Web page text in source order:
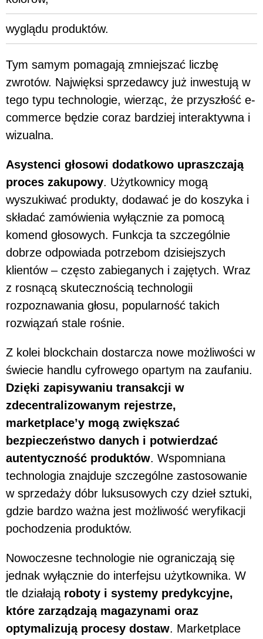
wyglądu produktów.
Tym samym pomagają zmniejszać liczbę
zwrotów. Najwięksi sprzedawcy już inwestują w
tego typu technologie, wierząc, że przyszłość e-
commerce będzie coraz bardziej interaktywna i
wizualna.
Asystenci głosowi dodatkowo upraszczają
proces zakupowy. Użytkownicy mogą
wyszukiwać produkty, dodawać je do koszyka i
składać zamówienia wyłącznie za pomocą
komend głosowych. Funkcja ta szczególnie
dobrze odpowiada potrzebom dzisiejszych
klientów – często zabieganych i zajętych. Wraz
z rosnącą skutecznością technologii
rozpoznawania głosu, popularność takich
rozwiązań stale rośnie.
Z kolei blockchain dostarcza nowe możliwości w
świecie handlu cyfrowego opartym na zaufaniu.
Dzięki zapisywaniu transakcji w
zdecentralizowanym rejestrze,
marketplace’y mogą zwiększać
bezpieczeństwo danych i potwierdzać
autentyczność produktów. Wspomniana
technologia znajduje szczególne zastosowanie
w sprzedaży dóbr luksusowych czy dzieł sztuki,
gdzie bardzo ważna jest możliwość weryfikacji
pochodzenia produktów.
Nowoczesne technologie nie ograniczają się
jednak wyłącznie do interfejsu użytkownika. W
tle działają roboty i systemy predykcyjne,
które zarządzają magazynami oraz
optymalizują procesy dostaw. Marketplace